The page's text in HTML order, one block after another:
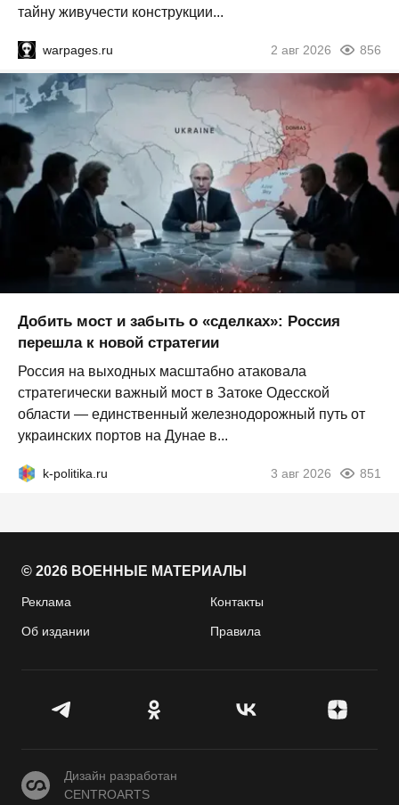
тайну живучести конструкции...
warpages.ru 2 авг 2026 856
Добить мост и забыть о «сделках»: Россия
перешла к новой стратегии
Россия на выходных масштабно атаковала
стратегически важный мост в Затоке Одесской
области — единственный железнодорожный путь от
украинских портов на Дунае в...
k-politika.ru 3 авг 2026 851
© 2026 ВОЕННЫЕ МАТЕРИАЛЫ
Реклама Контакты
Об издании Правила
CENTROARTS